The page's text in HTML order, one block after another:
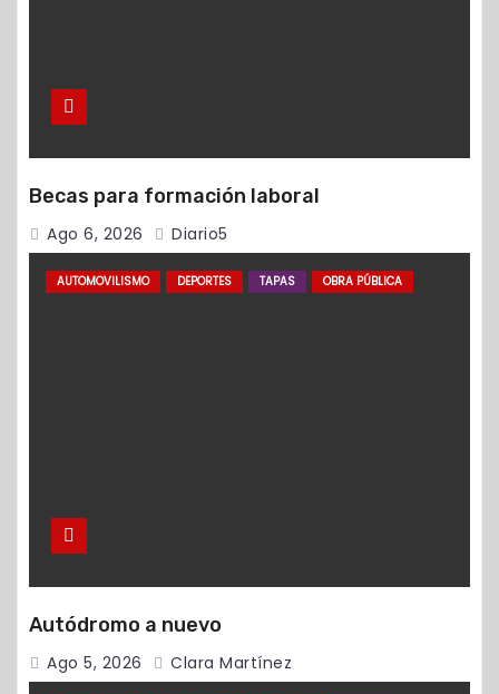
Becas para formación laboral
Ago 6, 2026 Diario5
AUTOMOVILISMO DEPORTES TAPAS OBRA PÚBLICA
Autódromo a nuevo
Ago 5, 2026 Clara Martínez